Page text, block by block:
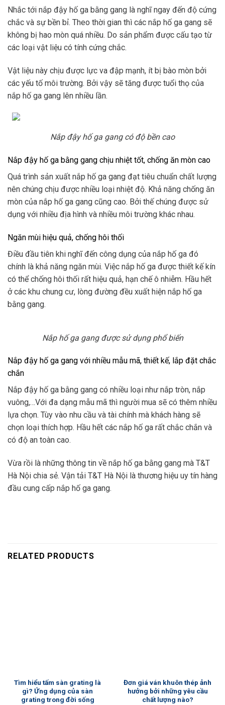
Nhắc tới nắp đậy hố ga bằng gang là nghĩ ngay đến độ cứng
chắc và sự bền bỉ. Theo thời gian thì các nắp hố ga gang sẽ
không bị hao mòn quá nhiều. Do sản phẩm được cấu tạo từ
các loại vật liệu có tính cứng chắc.
Vật liệu này chịu được lực va đập mạnh, ít bị bào mòn bởi
các yếu tố môi trường. Bởi vậy sẽ tăng được tuổi thọ của
nắp hố ga gang lên nhiều lần.
Nắp đậy hố ga gang có độ bền cao
Nắp đậy hố ga bằng gang chịu nhiệt tốt, chống ăn mòn cao
Quá trình sản xuất nắp hố ga gang đạt tiêu chuẩn chất lượng
nên chúng chịu được nhiều loại nhiệt độ. Khả năng chống ăn
mòn của nắp hố ga gang cũng cao. Bởi thế chúng được sử
dụng với nhiều địa hình và nhiều môi trường khác nhau.
Ngăn mùi hiệu quả, chống hôi thối
Điều đầu tiên khi nghĩ đến công dụng của nắp hố ga đó
chính là khả năng ngăn mùi. Việc nắp hố ga được thiết kế kín
có thể chống hôi thối rất hiệu quả, hạn chế ô nhiễm. Hầu hết
ở các khu chung cư, lòng đường đều xuất hiện nắp hố ga
bằng gang.
Nắp hố ga gang được sử dụng phổ biến
Nắp đậy hố ga gang với nhiều mẫu mã, thiết kế, lắp đặt chắc
chắn
Nắp đậy hố ga bằng gang có nhiều loại như nắp tròn, nắp
vuông,…Với đa dạng mẫu mã thì người mua sẽ có thêm nhiều
lựa chọn. Tùy vào nhu cầu và tài chính mà khách hàng sẽ
chọn loại thích hợp. Hầu hết các nắp hố ga rất chắc chắn và
có độ an toàn cao.
Vừa rồi là những thông tin về nắp hố ga bằng gang mà T&T
Hà Nội chia sẻ. Vận tải T&T Hà Nội là thương hiệu uy tín hàng
đầu cung cấp nắp hố ga gang.
RELATED PRODUCTS
Tìm hiểu tấm sàn grating là
gì? Ứng dụng của sàn
grating trong đời sống
Đơn giá ván khuôn thép ảnh
hưởng bởi những yêu cầu
chất lượng nào?